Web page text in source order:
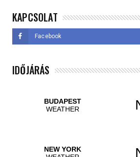
KAPCSOLAT
Facebook
IDŐJÁRÁS